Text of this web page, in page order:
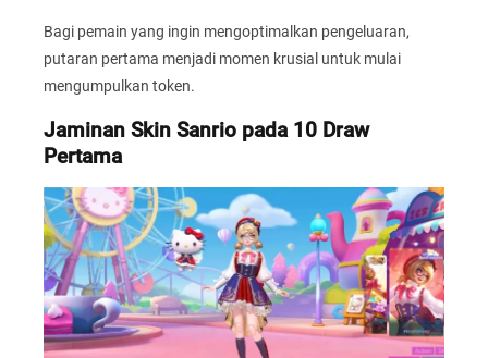
Bagi pemain yang ingin mengoptimalkan pengeluaran,
putaran pertama menjadi momen krusial untuk mulai
mengumpulkan token.
Jaminan Skin Sanrio pada 10 Draw
Pertama